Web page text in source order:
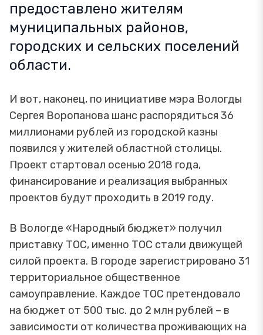
предоставлено жителям
муниципальных районов,
городских и сельских поселений
области.
И вот, наконец, по инициативе мэра Вологды
Сергея Воропанова шанс распорядиться 36
миллионами рублей из городской казны
появился у жителей областной столицы.
Проект стартовал осенью 2018 года,
финансирование и реализация выбранных
проектов будут проходить в 2019 году.
В Вологде «Народный бюджет» получил
приставку ТОС, именно ТОС стали движущей
силой проекта. В городе зарегистрировано 31
территориальное общественное
самоуправление. Каждое ТОС претендовало
на бюджет от 500 тыс. до 2 млн рублей – в
зависимости от количества проживающих на